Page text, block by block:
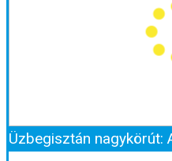
Utazás
Ellátás:
Kétágyas
Időpont: